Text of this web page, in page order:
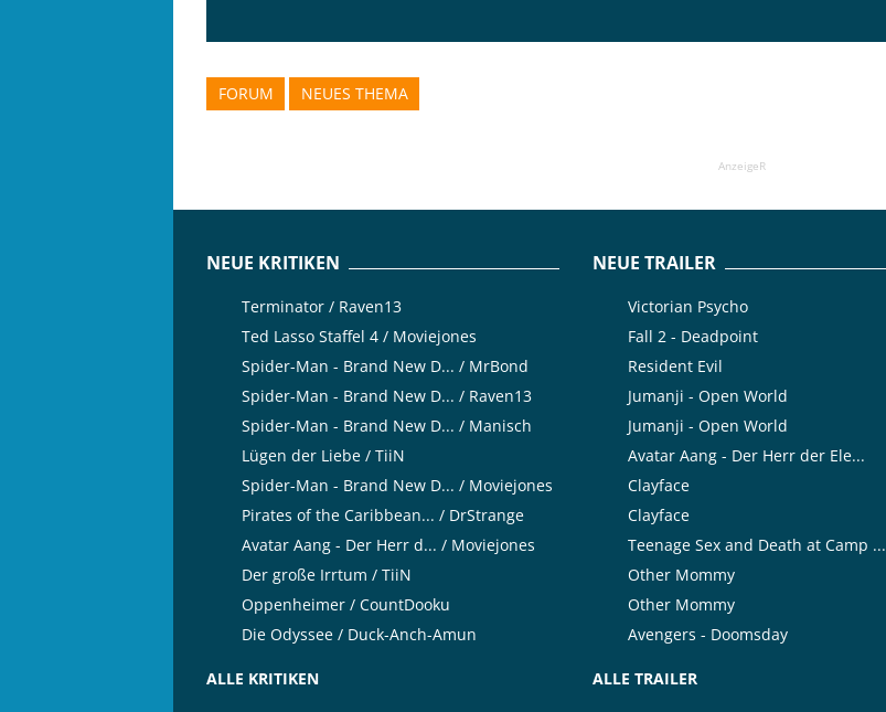
FORUM NEUES THEMA
AnzeigeR
NEUE KRITIKEN
Terminator / Raven13
Ted Lasso Staffel 4 / Moviejones
Spider-Man - Brand New D... / MrBond
Spider-Man - Brand New D... / Raven13
Spider-Man - Brand New D... / Manisch
Lügen der Liebe / TiiN
Spider-Man - Brand New D... / Moviejones
Pirates of the Caribbean... / DrStrange
Avatar Aang - Der Herr d... / Moviejones
Der große Irrtum / TiiN
Oppenheimer / CountDooku
Die Odyssee / Duck-Anch-Amun
ALLE KRITIKEN
NEUE TRAILER
Victorian Psycho
Fall 2 - Deadpoint
Resident Evil
Jumanji - Open World
Jumanji - Open World
Avatar Aang - Der Herr der Ele...
Clayface
Clayface
Teenage Sex and Death at Camp ...
Other Mommy
Other Mommy
Avengers - Doomsday
ALLE TRAILER